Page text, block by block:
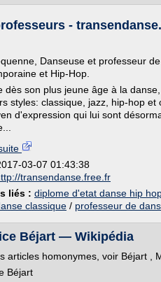
-
Danseuse et professeur
et Hip-Hop.
dès son plus jeune âge à la
styles: classique, jazz, hip-hop
d'expression qui lui sont
03-07 01:43:38
transendanse.free.fr
liés : diplome d'etat danse hip
classique / professeur de
Béjart — Wikipédia
articles homonymes, voir Béjart ,
Béjart